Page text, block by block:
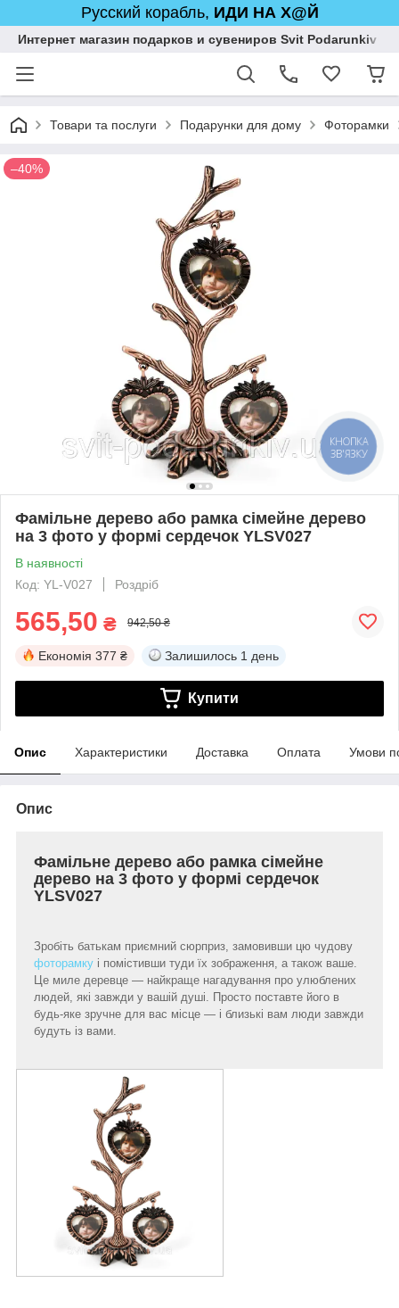
Русский корабль, ИДИ НА Х@Й
Интернет магазин подарков и сувениров Svit Podarunkiv
Товари та послуги Подарунки для дому Фоторамки
–40%
Фамільне дерево або рамка сімейне дерево
на 3 фото у формі сердечок YLSV027
В наявності
Код: YL-V027
Роздріб
565,50 ₴ 942,50 ₴
Економія 377 ₴ Залишилось 1 день
Купити
Опис Характеристики Доставка Оплата Умови
Опис
Фамільне дерево або рамка сімейне
дерево на 3 фото у формі сердечок
YLSV027
Зробіть батькам приємний сюрприз, замовивши цю чудову
фоторамку і помістивши туди їх зображення, а також ваше.
Це миле деревце — найкраще нагадування про улюблених
людей, які завжди у вашій душі. Просто поставте його в
будь-яке зручне для вас місце — і близькі вам люди завжди
будуть із вами.
КНОПКА
ЗВ'ЯЗКУ